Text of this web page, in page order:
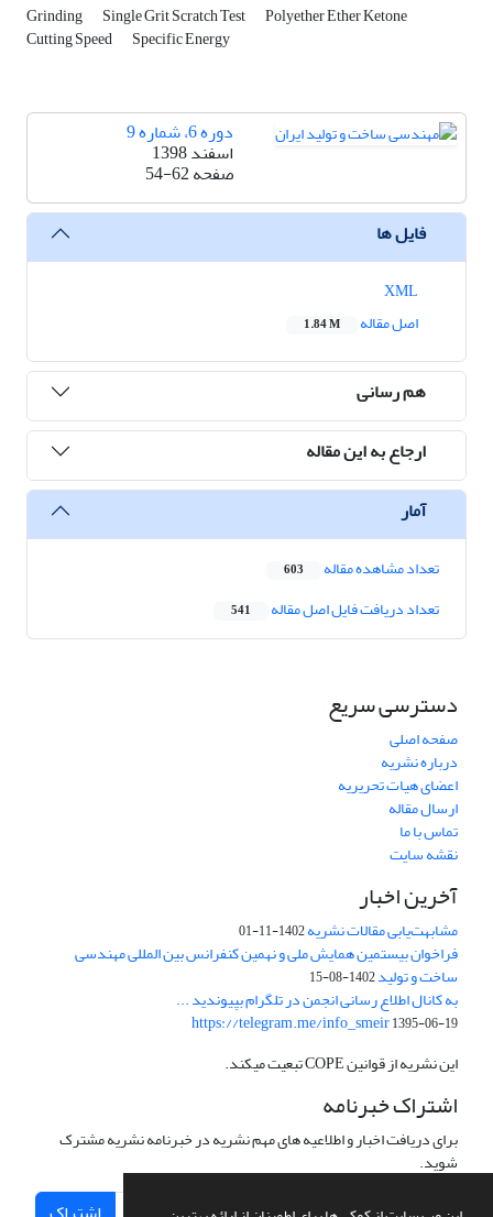
Grinding Single Grit Scratch Test Polyether Ether Ketone
Cutting Speed Specific Energy
دوره 6، شماره 9
اسفند 1398
صفحه54-62
فایل ها
اصل مقاله
1.84 M
هم رسانی
ارجاع به این مقاله
آمار
تعداد مشاهده مقاله 603
تعداد دریافت فایل اصل مقاله 541
دسترسی سریع
صفحه اصلی
درباره نشریه
اعضای هیات تحریریه
ارسال مقاله
تماس با ما
نقشه سایت
آخرین اخبار
مشابهت‌یابی مقالات نشریه1402-11-01
فراخوان بیستمین همایش ملی و نهمین کنفرانس بین المللی مهندسی
ساخت و تولید1402-08-15
به کانال اطلاع رسانی انجمن در تلگرام بپیوندید ...
https://telegram.me/info_smeir1395-06-19
این نشریه از قوانین COPE تبعیت میکند.
اشتراک خبرنامه
برای دریافت اخبار و اطلاعیه های مهم نشریه در خبرنامه نشریه مشترک
شوید.